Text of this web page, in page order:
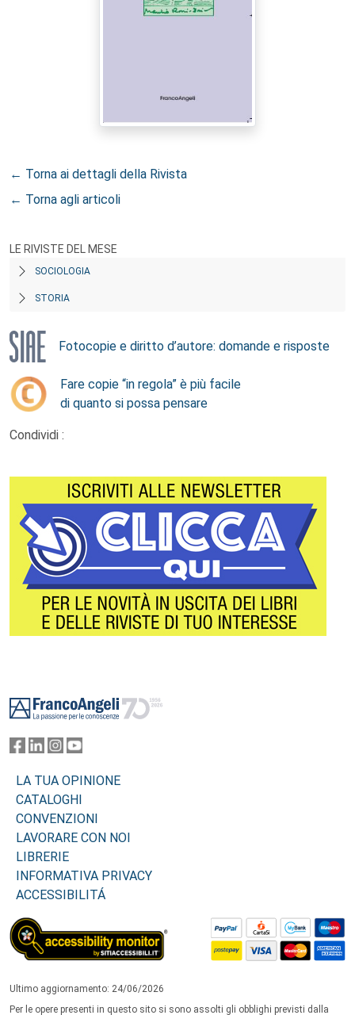
← Torna ai dettagli della Rivista
← Torna agli articoli
LE RIVISTE DEL MESE
SOCIOLOGIA
STORIA
Fotocopie e diritto d’autore: domande e risposte
Fare copie “in regola” è più facile
di quanto si possa pensare
Condividi :
LA TUA OPINIONE
CATALOGHI
CONVENZIONI
LAVORARE CON NOI
LIBRERIE
INFORMATIVA PRIVACY
ACCESSIBILITÁ
Ultimo aggiornamento: 24/06/2026
Per le opere presenti in questo sito si sono assolti gli obblighi previsti dalla